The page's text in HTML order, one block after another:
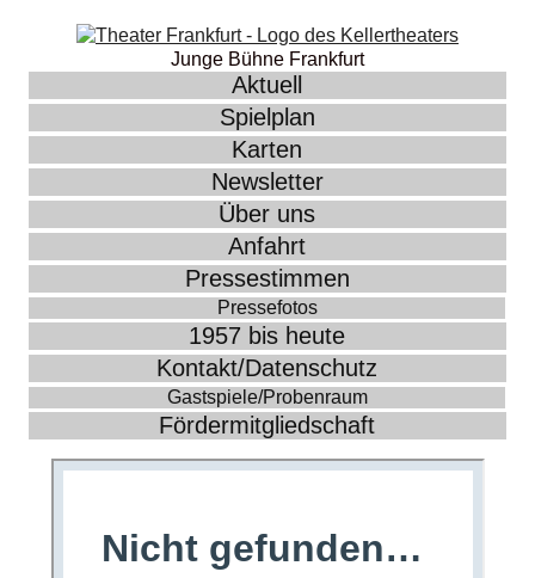
Junge Bühne Frankfurt
Aktuell
Spielplan
Karten
Newsletter
Über uns
Anfahrt
Pressestimmen
Pressefotos
1957 bis heute
Kontakt/Datenschutz
Gastspiele/Probenraum
Fördermitgliedschaft